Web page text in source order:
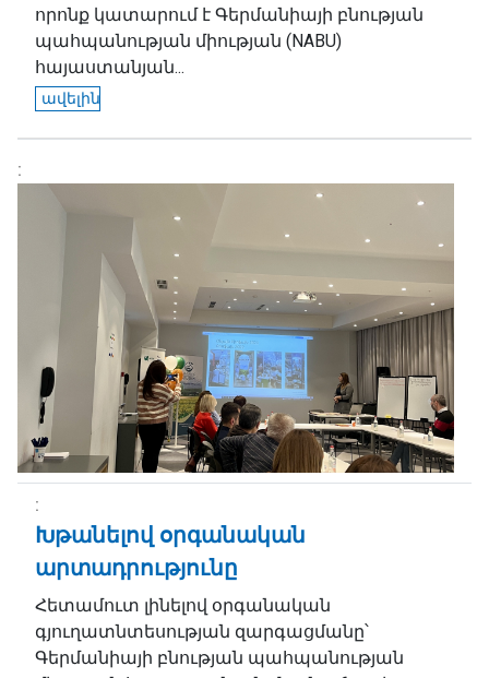
որոնք կատարում է Գերմանիայի բնության
պահպանության միության (NABU)
հայաստանյան...
ավելին
Խթանելով օրգանական
արտադրությունը
Հետամուտ լինելով օրգանական
գյուղատնտեսության զարգացմանը՝
Գերմանիայի բնության պահպանության